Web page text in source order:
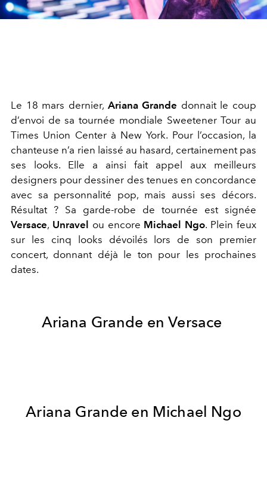
Le 18 mars dernier, Ariana Grande donnait le coup
d’envoi de sa tournée mondiale Sweetener Tour au
Times Union Center à New York. Pour l’occasion, la
chanteuse n’a rien laissé au hasard, certainement pas
ses looks. Elle a ainsi fait appel aux meilleurs
designers pour dessiner des tenues en concordance
avec sa personnalité pop, mais aussi ses décors.
Résultat ? Sa garde-robe de tournée est signée
Versace, Unravel ou encore Michael Ngo. Plein feux
sur les cinq looks dévoilés lors de son premier
concert, donnant déjà le ton pour les prochaines
dates.
Ariana Grande en Versace
Ariana Grande en Michael Ngo